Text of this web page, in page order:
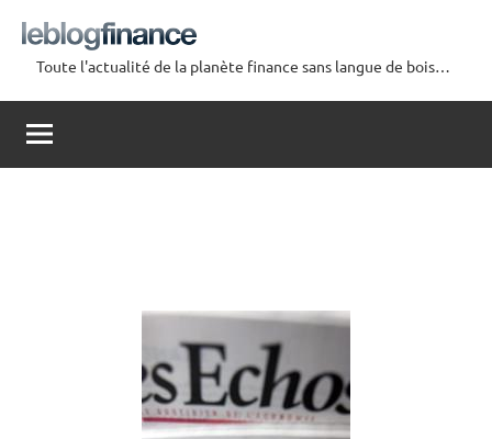
contenu
Le
Blog
Finance
Toute l'actualité de la planète finance sans langue de bois…